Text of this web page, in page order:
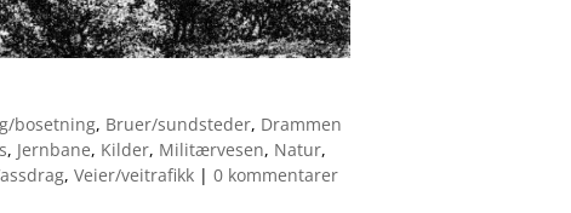
bosetning, Bruer/sundsteder, Drammen
, Jernbane, Kilder, Militærvesen, Natur,
,Veier/veitrafikk |0 kommentarer